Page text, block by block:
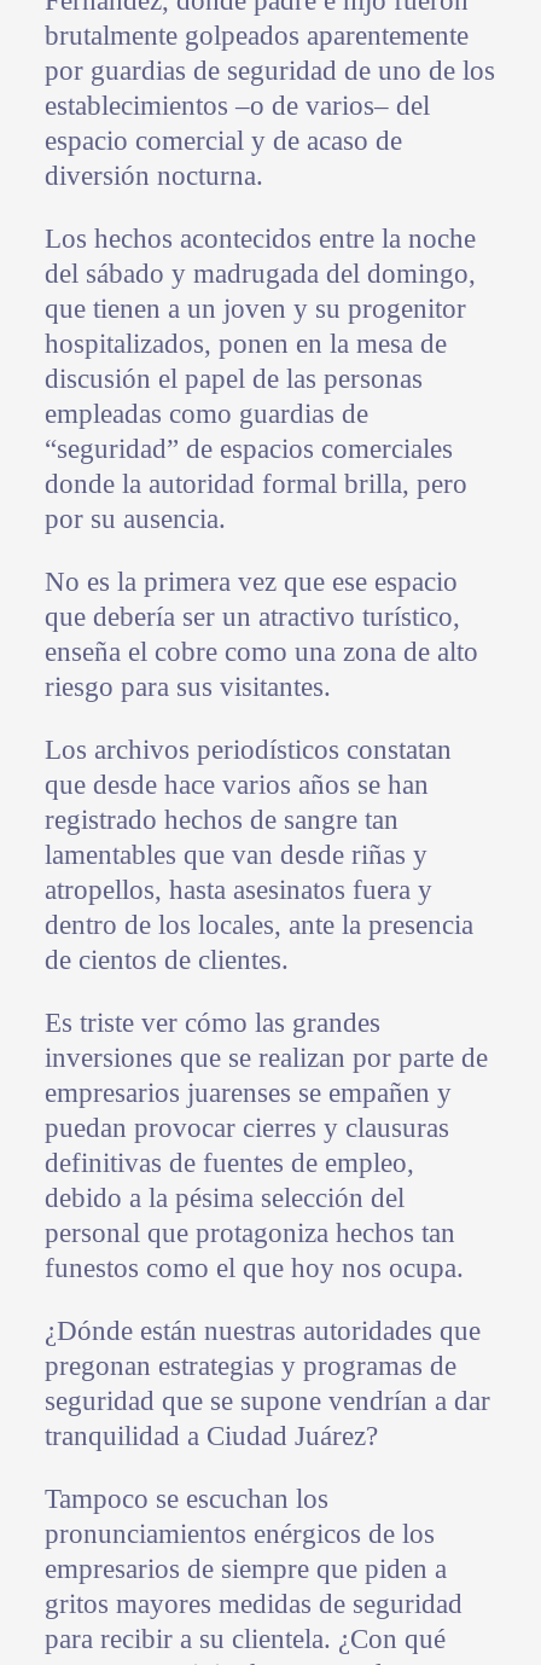
brutalmente golpeados aparentemente
por guardias de seguridad de uno de los
establecimientos –o de varios– del
espacio comercial y de acaso de
diversión nocturna.
Los hechos acontecidos entre la noche
del sábado y madrugada del domingo,
que tienen a un joven y su progenitor
hospitalizados, ponen en la mesa de
discusión el papel de las personas
empleadas como guardias de
“seguridad” de espacios comerciales
donde la autoridad formal brilla, pero
por su ausencia.
No es la primera vez que ese espacio
que debería ser un atractivo turístico,
enseña el cobre como una zona de alto
riesgo para sus visitantes.
Los archivos periodísticos constatan
que desde hace varios años se han
registrado hechos de sangre tan
lamentables que van desde riñas y
atropellos, hasta asesinatos fuera y
dentro de los locales, ante la presencia
de cientos de clientes.
Es triste ver cómo las grandes
inversiones que se realizan por parte de
empresarios juarenses se empañen y
puedan provocar cierres y clausuras
definitivas de fuentes de empleo,
debido a la pésima selección del
personal que protagoniza hechos tan
funestos como el que hoy nos ocupa.
¿Dónde están nuestras autoridades que
pregonan estrategias y programas de
seguridad que se supone vendrían a dar
tranquilidad a Ciudad Juárez?
Tampoco se escuchan los
pronunciamientos enérgicos de los
empresarios de siempre que piden a
gritos mayores medidas de seguridad
para recibir a su clientela. ¿Con qué